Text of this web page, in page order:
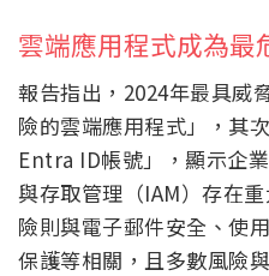
雲端應用程式成為最
報告指出，2024年最具威
險的雲端應用程式」，其
Entra ID帳號」，顯示企
與存取管理（IAM）存在
險則與電子郵件安全、使
保護等相關，且多數風險